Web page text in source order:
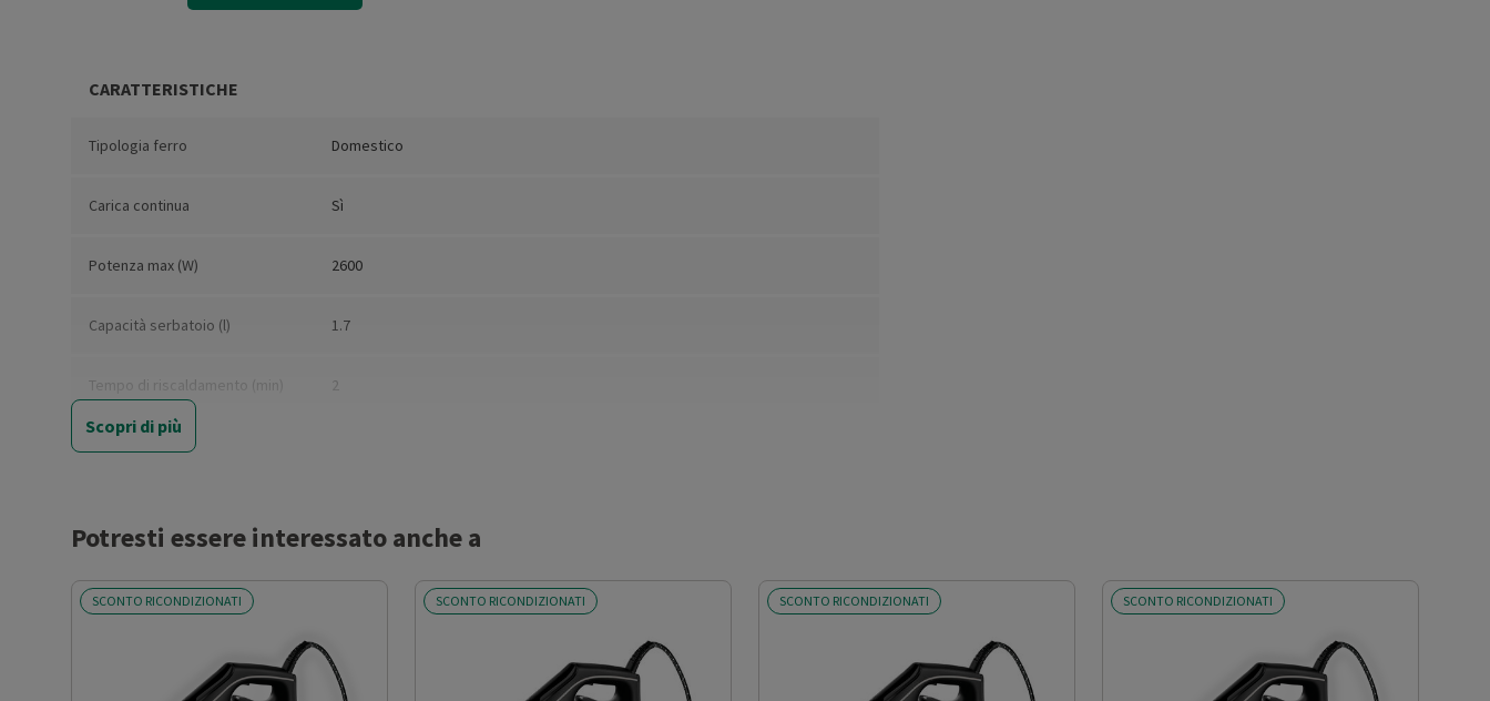
CARATTERISTICHE
Tipologia ferro Domestico
Carica continua Sì
Potenza max (W) 2600
Capacità serbatoio (l) 1.7
Tempo di riscaldamento (min) 2
Portata vapore (g/min)
Vapore continuo Sì
Scopri di più
Potresti essere interessato anche a
SCONTO RICONDIZIONATI SCONTO RICONDIZIONATI SCONTO RICONDIZIONATI SCONTO RICONDIZIONATI